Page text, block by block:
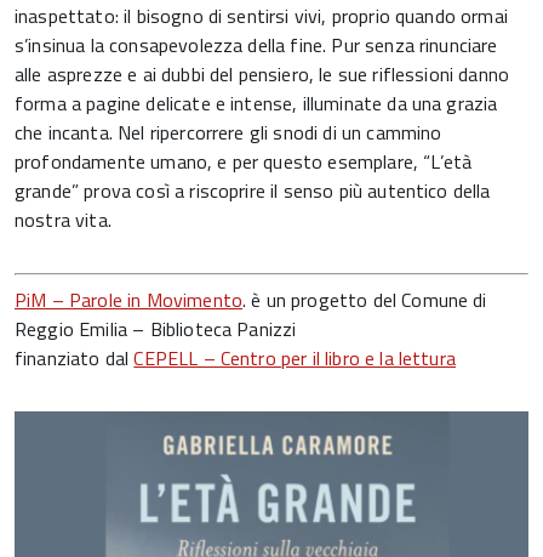
inaspettato: il bisogno di sentirsi vivi, proprio quando ormai
s’insinua la consapevolezza della fine. Pur senza rinunciare
alle asprezze e ai dubbi del pensiero, le sue riflessioni danno
forma a pagine delicate e intense, illuminate da una grazia
che incanta. Nel ripercorrere gli snodi di un cammino
profondamente umano, e per questo esemplare, “L’età
grande” prova così a riscoprire il senso più autentico della
nostra vita.
PiM – Parole in Movimento. è un progetto del Comune di
Reggio Emilia – Biblioteca Panizzi
finanziato dalCEPELL – Centro per il libro e la lettura